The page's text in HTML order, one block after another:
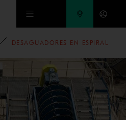
principal
DESAGUADORES EN ESPIRAL